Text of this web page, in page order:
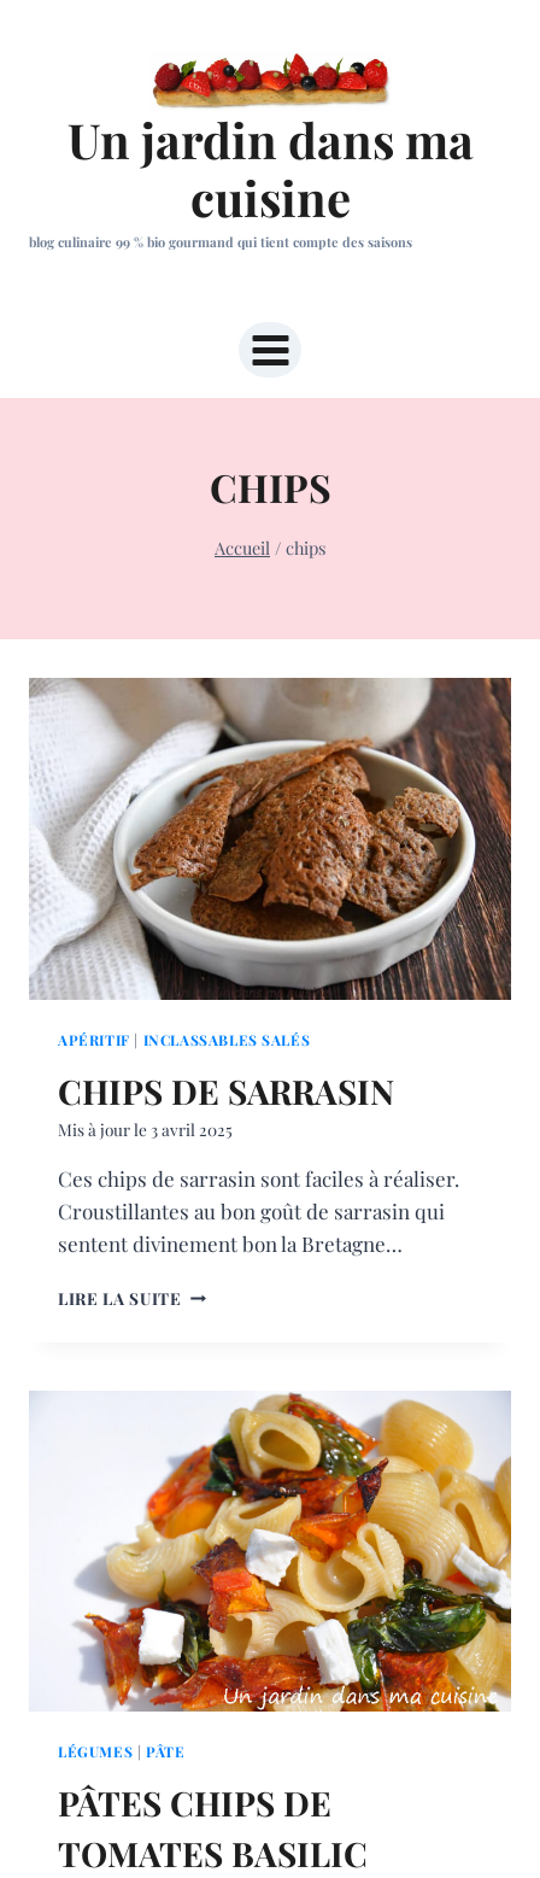
Un jardin dans ma
cuisine
blog culinaire 99 % bio gourmand qui tient compte des saisons
CHIPS
Accueil / chips
APÉRITIF | INCLASSABLES SALÉS
CHIPS DE SARRASIN
Mis à jour le3 avril 2025
Ces chips de sarrasin sont faciles à réaliser.
Croustillantes au bon goût de sarrasin qui
sentent divinement bon la Bretagne…
LIRE LA SUITE CHIPS
LÉGUMES | PÂTE
PÂTES CHIPS DE
TOMATES BASILIC